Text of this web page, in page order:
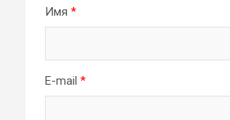
Имя *
E-mail *